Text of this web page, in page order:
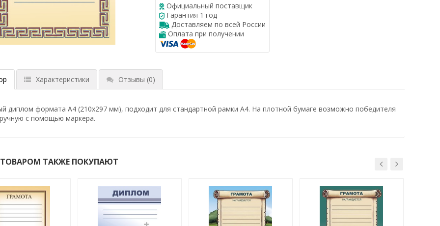
Официальный поставщик
Гарантия 1 год
Доставляем по всей России
Оплата при получении
Характеристики Отзывы (0)
диплом формата А4 (210x297 мм), подходит для стандартной рамки А4. На плотной бумаге возможно победителя
с помощью маркера.
ТАКЖЕ ПОКУПАЮТ